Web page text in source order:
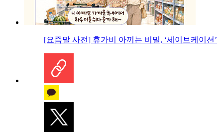
[요즘말 사전] 휴가비 아끼는 비밀, ‘세이브케이션’